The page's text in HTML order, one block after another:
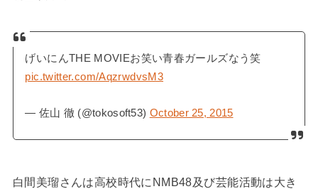
げいにんTHE MOVIEお笑い青春ガールズなう笑
pic.twitter.com/AqzrwdvsM3
— 佐山 徹 (@tokosoft53) October 25, 2015
白間美瑠さんは高校時代にNMB48及び芸能活動は大き